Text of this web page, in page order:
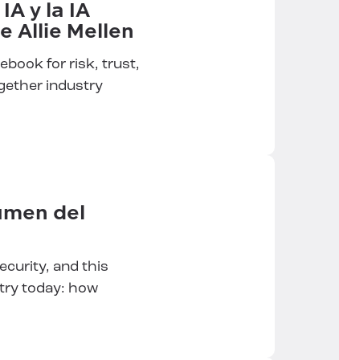
y la IA
Allie Mellen
for risk, trust,
industry
del
and this
today: how